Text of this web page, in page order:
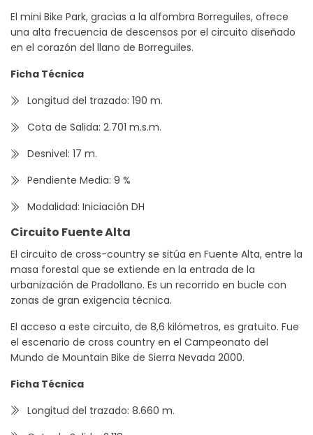
El mini Bike Park, gracias a la alfombra Borreguiles, ofrece
una alta frecuencia de descensos por el circuito diseñado
en el corazón del llano de Borreguiles.
Ficha Técnica
Longitud del trazado: 190 m.
Cota de Salida: 2.701 m.s.m.
Desnivel: 17 m.
Pendiente Media: 9 %
Modalidad: Iniciación DH
Circuito Fuente Alta
El circuito de cross-country se sitúa en Fuente Alta, entre la
masa forestal que se extiende en la entrada de la
urbanización de Pradollano. Es un recorrido en bucle con
zonas de gran exigencia técnica.
El acceso a este circuito, de 8,6 kilómetros, es gratuito. Fue
el escenario de cross country en el Campeonato del
Mundo de Mountain Bike de Sierra Nevada 2000.
Ficha Técnica
Longitud del trazado: 8.660 m.